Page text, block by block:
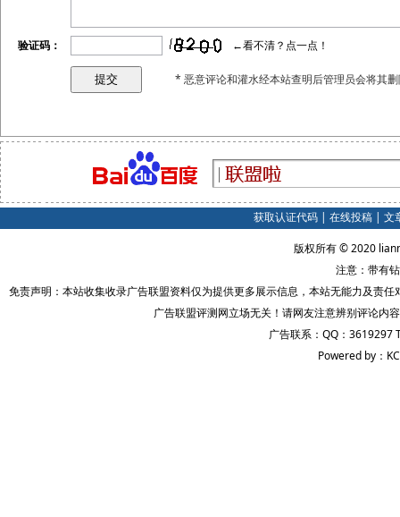
验证码： ←看不清？点一点！
* 恶意评论和灌水经本站查明后管理员会将其
获取认证代码| 在线投稿| 文
版权所有 © 2020
注意：带有
免责声明：本站收集收录广告联盟资料仅为提供更多展示信息，本站无能力及责
广告联盟评测网立场无关！请网友注意辨别评论内
广告联系：QQ：3619297
Powered by：